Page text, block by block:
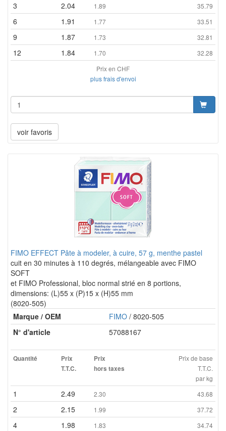
3 2.04 1.89 35.79
6 1.91 1.77 33.51
9 1.87 1.73 32.81
12 1.84 1.70
32.28
Prix en CHF
plus frais d'envoi
voir favoris
FIMO EFFECT Pâte à modeler, à cuire, 57 g, menthe pastel
cuit en 30 minutes à 110 degrés, mélangeable avec FIMO
SOFT
et FIMO Professional, bloc normal strié en 8 portions,
dimensions: (L)55 x (P)15 x (H)55 mm
(8020-505)
Marque / OEM
FIMO / 8020-505
N° d'article
57088167
Quantité
Prix
T.T.C.
Prix
hors taxes
Prix de base
T.T.C.
par kg
1 2.49 2.30 43.68
2 2.15 1.99 37.72
4 1.98 1.83 34.74